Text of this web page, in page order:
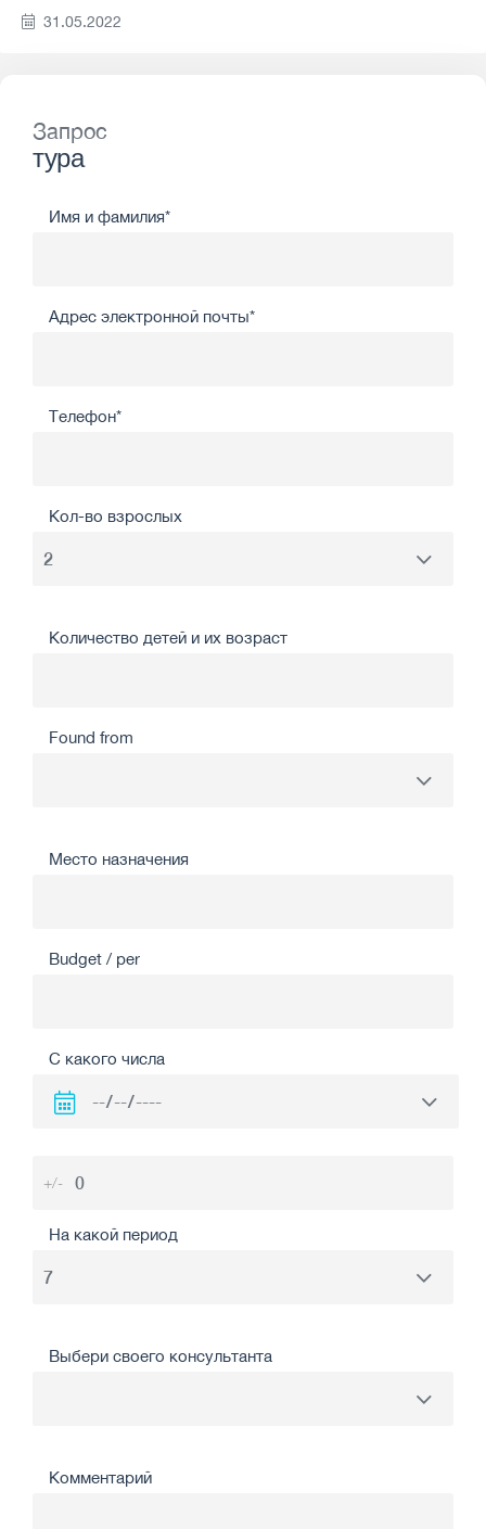
31.05.2022
Запрос
тура
Имя и фамилия*
Адрес электронной почты*
Телефон*
Кол-во взрослых
Количество детей и их возраст
Found from
Место назначения
Budget / per
С какого числа
+/-
На какой период
Выбери своего консультанта
Комментарий